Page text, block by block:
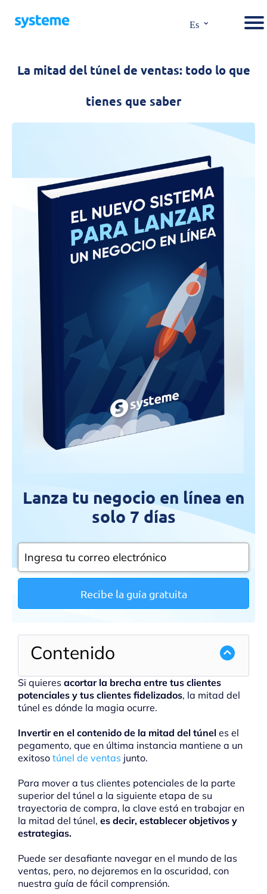
Es ⌄
La mitad del túnel de ventas: todo lo que
tienes que saber
Lanza tu negocio en línea en
solo 7 días
Recibe la guía gratuita
Contenido
Si quieres acortar la brecha entre tus clientes
potenciales y tus clientes fidelizados, la mitad del
túnel es dónde la magia ocurre.
Invertir en el contenido de la mitad del túnel es el
pegamento, que en última instancia mantiene a un
exitoso túnel de ventas junto.
Para mover a tus clientes potenciales de la parte
superior del túnel a la siguiente etapa de su
trayectoria de compra, la clave está en trabajar en
la mitad del túnel, es decir, establecer objetivos y
estrategias.
Puede ser desafiante navegar en el mundo de las
ventas, pero, no dejaremos en la oscuridad, con
nuestra guía de fácil comprensión.